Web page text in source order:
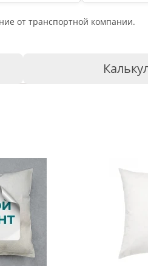
от транспортной компании.